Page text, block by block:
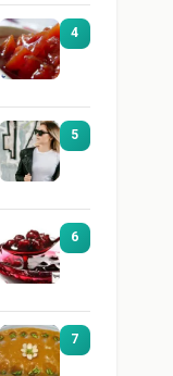
4
5
6
7